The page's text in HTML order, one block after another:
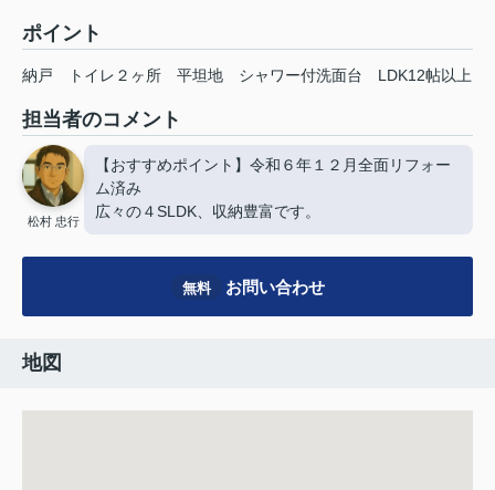
ポイント
納戸 トイレ２ヶ所 平坦地 シャワー付洗面台 LDK12帖以上
担当者のコメント
松村 忠行
【おすすめポイント】令和６年１２月全面リフォー
ム済み
広々の４SLDK、収納豊富です。
無料 お問い合わせ
地図